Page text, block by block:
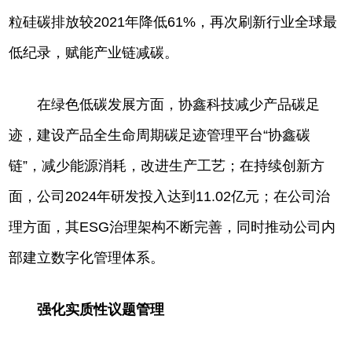
粒硅碳排放较2021年降低61%，再次刷新行业全球最
低纪录，赋能产业链减碳。
在绿色低碳发展方面，协鑫科技减少产品碳足
迹，建设产品全生命周期碳足迹管理平台“协鑫碳
链”，减少能源消耗，改进生产工艺；在持续创新方
面，公司2024年研发投入达到11.02亿元；在公司治
理方面，其ESG治理架构不断完善，同时推动公司内
部建立数字化管理体系。
强化实质性议题管理